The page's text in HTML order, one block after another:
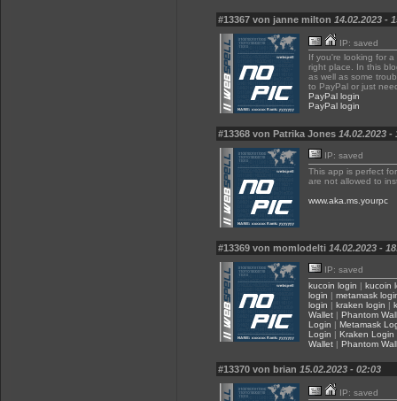
#13367 von janne milton 14.02.2023 -
IP: saved
If you're looking for
right place. In this
as well as some
to PayPal or just
PayPal login
PayPal login
#13368 von Patrika Jones 14.02.2023 -
IP: saved
This app is perfect
are not allowed to
www.aka.ms.yourpc
#13369 von momlodelti 14.02.2023 -
IP: saved
kucoin login | kucoin
login | metamask
login | kraken login |
Wallet | Phantom
Login | Metamask
Login | Kraken Login
Wallet | Phantom
#13370 von brian 15.02.2023 - 02:03
IP: saved